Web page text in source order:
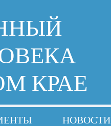
КРАЕ
НОВОСТИ